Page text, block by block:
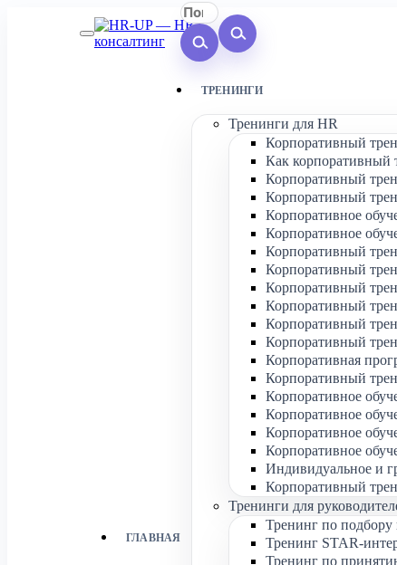
ГЛАВНАЯ
ТРЕНИНГИ
Тренинги для HR
Корпоративный
Как корпоративный
Корпоративный
Корпоративный
Корпоративное
Корпоративное
Корпоративный
Корпоративный
Корпоративный
Корпоративный
Корпоративный
Корпоративный
Корпоративная
Корпоративный
Корпоративное
Корпоративное
Корпоративное
Корпоративное
Индивидуальное и
Корпоративный
Тренинги для
Тренинг по
Тренинг STAR-
Тренинг по